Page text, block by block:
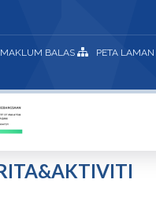
MAKLUM BALAS
PETA LAMAN